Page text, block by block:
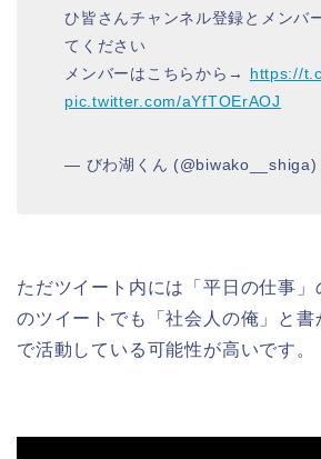
ひ皆さんチャンネル登録とメンバ
てください
メンバーはこちらから→ https://
pic.twitter.com/aYfTOErAOJ
— びわ湖くん
ただツイート内には「平日の仕事」
のツイートでも「社会人の俺」と書
で活動している可能性が高いです。